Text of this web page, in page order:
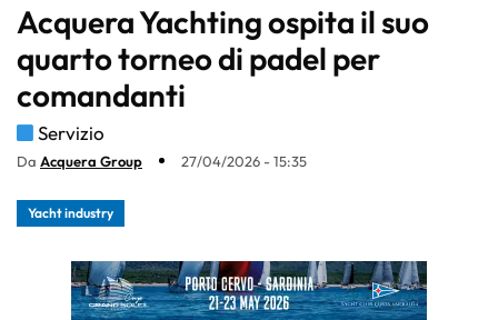
Acquera Yachting ospita il suo
quarto torneo di padel per
comandanti
Servizio
Da Acquera Group 27/04/2026 - 15:35
Yacht industry